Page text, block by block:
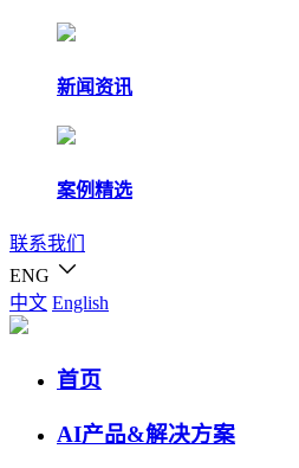
新闻资讯
案例精选
联系我们
ENG
中文 English
首页
AI产品&解决方案